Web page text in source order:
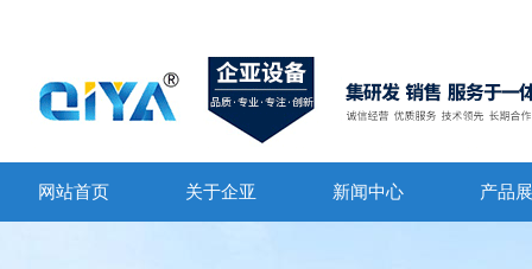
网站首页 关于企亚 新闻中心 产品